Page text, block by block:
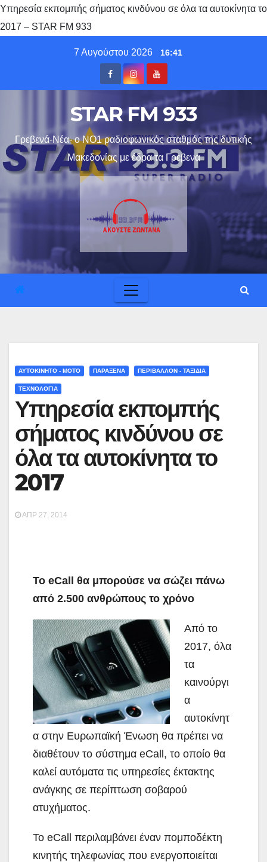
Υπηρεσία εκπομπής σήματος κινδύνου σε όλα τα αυτοκίνητα το
2017 – STAR FM 933
7 Αυγούστου 2026 16:41
STAR FM 933
Γρεβενά-Νέα- ο ΝΟ1 ραδιοφωνικός σταθμός της δυτικής
Μακεδονίας με έδρα τα Γρεβενα
ΑΥΤΟΚΙΝΗΤΟ - ΜΟΤΟ ΠΑΡΑΞΕΝΑ ΠΕΡΙΒΑΛΛΟΝ - ΤΑΞΙΔΙΑ
ΤΕΧΝΟΛΟΓΙΑ
Υπηρεσία εκπομπής
σήματος κινδύνου σε
όλα τα αυτοκίνητα το
2017
ΑΠΡ 27, 2014
Το eCall θα μπορούσε να σώζει πάνω
από 2.500 ανθρώπους το χρόνο
Από το
2017, όλα
τα
καινούργι
α
αυτοκίνητ
α στην Ευρωπαϊκή Ένωση θα πρέπει να
διαθέτουν το σύστημα eCall, το οποίο θα
καλεί αυτόματα τις υπηρεσίες έκτακτης
ανάγκης σε περίπτωση σοβαρού
ατυχήματος.
Το eCall περιλαμβάνει έναν πομποδέκτη
κινητής τηλεφωνίας που ενεργοποιείται